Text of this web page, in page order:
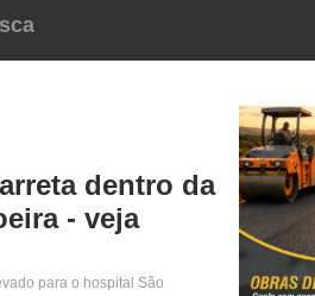
dentro da
- veja
para o hospital São